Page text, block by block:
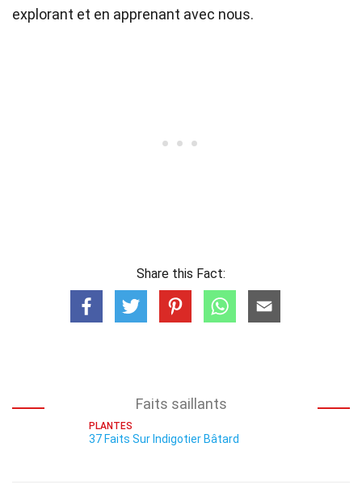
explorant et en apprenant avec nous.
Share this Fact:
Faits saillants
PLANTES
37 Faits Sur Indigotier Bâtard